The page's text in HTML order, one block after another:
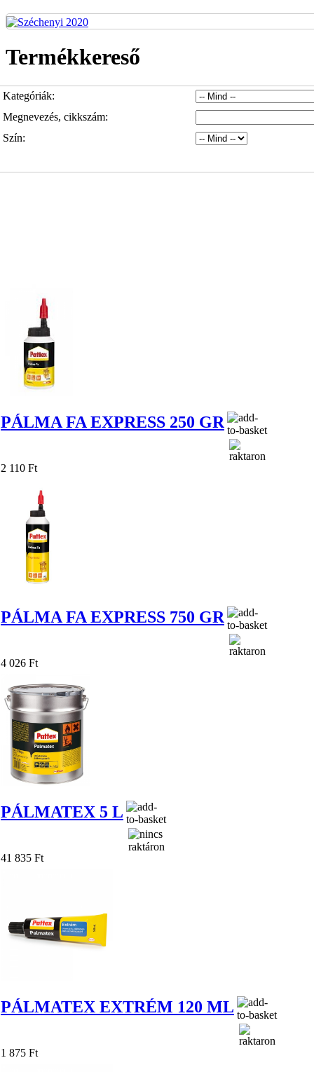
Termékkereső
Kategóriák:
Megnevezés, cikkszám:
Szín:
PÁLMA FA EXPRESS 250 GR
2 110 Ft
PÁLMA FA EXPRESS 750 GR
4 026 Ft
PÁLMATEX 5 L
41 835 Ft
PÁLMATEX EXTRÉM 120 ML
1 875 Ft